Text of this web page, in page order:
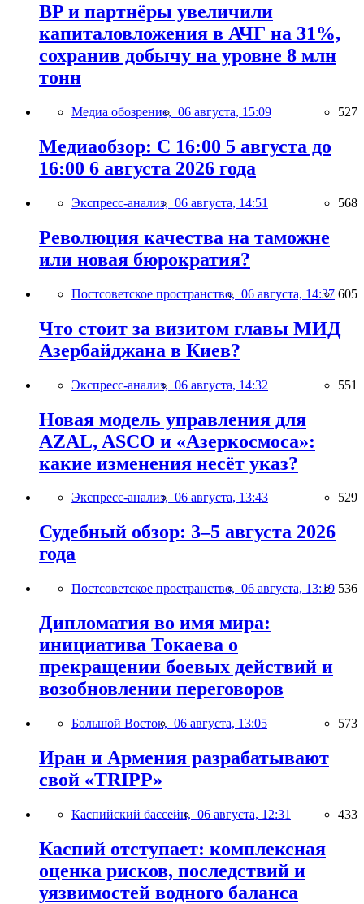
BP и партнёры увеличили
капиталовложения в АЧГ на 31%,
сохранив добычу на уровне 8 млн
тонн
Медиа обозрение, 06 августа, 15:09 527
Медиаобзор: С 16:00 5 августа до
16:00 6 августа 2026 года
Экспресс-анализ, 06 августа, 14:51 568
Революция качества на таможне
или новая бюрократия?
Постсоветское пространство, 06 августа, 14:37 605
Что стоит за визитом главы МИД
Азербайджана в Киев?
Экспресс-анализ, 06 августа, 14:32 551
Новая модель управления для
AZAL, ASCO и «Азеркосмоса»:
какие изменения несёт указ?
Экспресс-анализ, 06 августа, 13:43 529
Судебный обзор: 3–5 августа 2026
года
Постсоветское пространство, 06 августа, 13:19 536
Дипломатия во имя мира:
инициатива Токаева о
прекращении боевых действий и
возобновлении переговоров
Большой Восток, 06 августа, 13:05 573
Иран и Армения разрабатывают
свой «TRIPP»
Каспийский бассейн, 06 августа, 12:31 433
Каспий отступает: комплексная
оценка рисков, последствий и
уязвимостей водного баланса